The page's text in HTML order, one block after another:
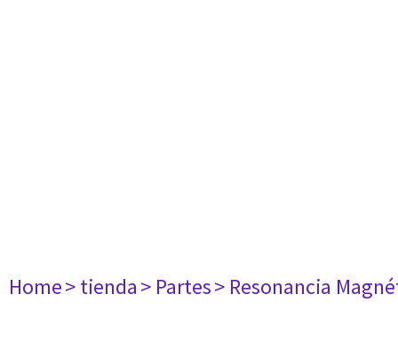
Home> tienda> Partes> Resonancia